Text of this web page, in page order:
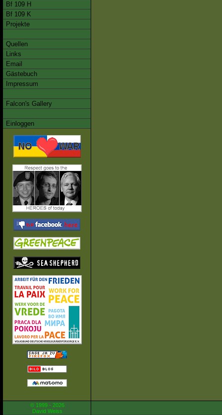
Bf 109 H
Bf 109 K
Projekte
Quellen
Links
Email
Gästebuch
Impressum
Falcon's Gallery
Einloggen
© 1999 - 2026
David Weiss